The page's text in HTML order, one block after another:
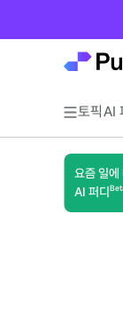
토픽AI
요즘 일에
AI 퍼디